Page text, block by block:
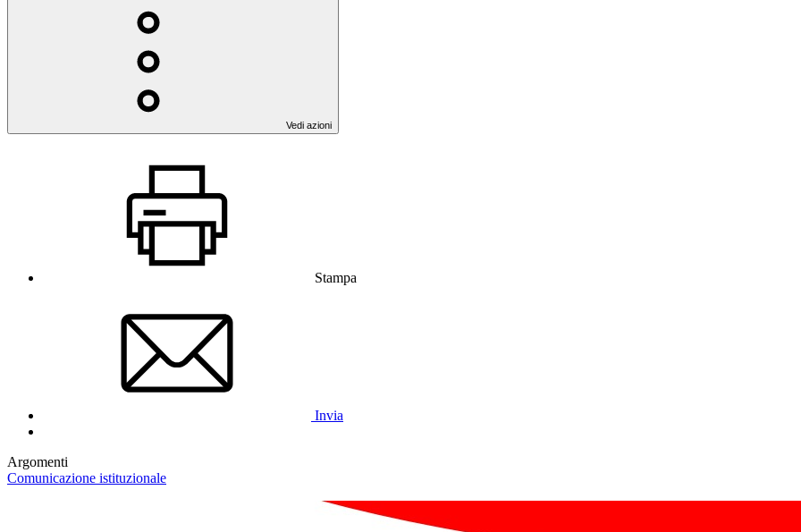
Vedi azioni
Stampa
Invia
Argomenti
Comunicazione istituzionale